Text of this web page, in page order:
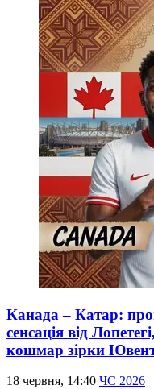
Канада – Катар:
сенсація від
кошмар зірки
18 червня, 14:40 ЧС 2026